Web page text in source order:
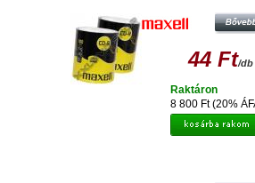
95 FÜLHALLGATÓ
44 Ft/db
8 800 Ft (20%
Raktáron